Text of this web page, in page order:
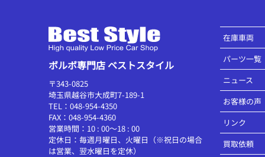
ボルボ専門店 ベストスタイル
〒343-0825
埼玉県越谷市大成町7-189-1
TEL：048-954-4350
FAX：048-954-4360
営業時間：10 : 00～18 : 00
定休日：毎週月曜日、火曜日（※祝日の場合
は営業、翌水曜日を定休）
在庫車両
パーツ一覧
ニュース
お客様の声
リンク
買取依頼